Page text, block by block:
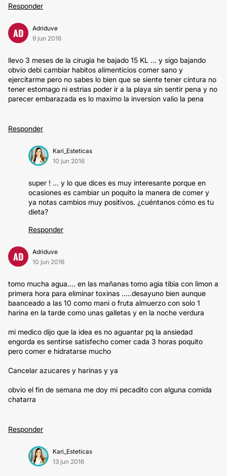
Responder
AD
Adriduve
9 jun 2016
llevo 3 meses de la cirugia he bajado 15 KL ... y sigo bajando
obvio debi cambiar habitos alimenticios comer sano y
ejercitarme pero no sabes lo bien que se siente tener cintura no
tener estomago ni estrias poder ir a la playa sin sentir pena y no
parecer embarazada es lo maximo la inversion valio la pena
Responder
Kari_Esteticas
10 jun 2016
super ! ... y lo que dices es muy interesante porque en
ocasiones es cambiar un poquito la manera de comer y
ya notas cambios muy positivos. ¿cuéntanos cómo es tu
dieta?
Responder
AD
Adriduve
10 jun 2016
tomo mucha agua.... en las mañanas tomo agia tibia con limon a
primera hora para eliminar toxinas .....desayuno bien aunque
baanceado a las 10 como mani o fruta almuerzo con solo 1
harina en la tarde como unas galletas y en la noche verdura
mi medico dijo que la idea es no aguantar pq la ansiedad
engorda es sentirse satisfecho comer cada 3 horas poquito
pero comer e hidratarse mucho
Cancelar azucares y harinas y ya
obvio el fin de semana me doy mi pecadito con alguna comida
chatarra
Responder
Kari_Esteticas
13 jun 2016